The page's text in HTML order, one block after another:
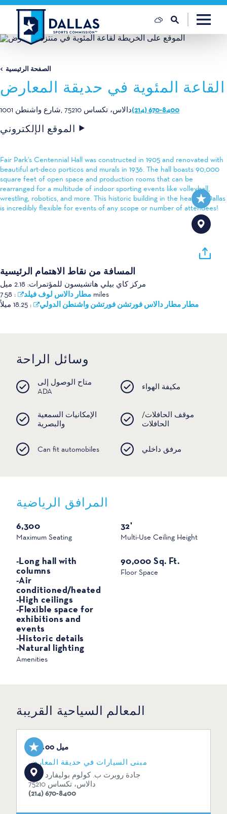
تخطي إلى المحتوى
الصفحة الرئيسية
القاعة المئوية في حديقة المعارض
1001 شارع واشنطن دالاس، تكساس 75210(214) 670-8400
الموقع الإلكتروني
Fair Park's Centennial Hall was constructed in 1905 and renovated with
beautiful art-deco porticos and murals in 1936. The hall boasts 90,000
square feet of open space and production rooms that can be
rearranged for a multitude of indoor sporting events like volleyball,
wrestling, robotics, and more. This historic building in the heart of Dallas
is incredibly flexible for events of any scope or number of attendees!
المسافة من نقاط الاهتمام الرئيسية
مركز كاي بيلي هاتشيسون للمؤتمرات: 2.18 ميل
مطار دالاس لوف فيلد : 7.58 miles
مطار مطار دالاس فورتشن فورتشن واشنطن الدولي : 18.25 ميلاً
وسائل الراحة
متاح الوصول إلى
ADA
مكيفة الهواء
الإمكانيات السمعية
والبصرية
موقف الحافلات/
الحافلات
Can fit automobiles مرفق داخلي
المرافق الرياضية
الرياضة
Maximum Seating
6,300
Multi-Use Ceiling Height
32'
Amenities
-Long hall with
columns
-Air
conditioned/heated
-High ceilings
-Flexible space for
exhibitions and
events
-Historic details
-Natural lighting
Floor Space
90,000 Sq. Ft.
المعالم السياحية القريبة
0.00 ميل
مبنى السيارات في حديقة المعارض
1300 جادة روبرت ب. كولوم بوليفارد
دالاس، تكساس 75210
(214) 670-8400